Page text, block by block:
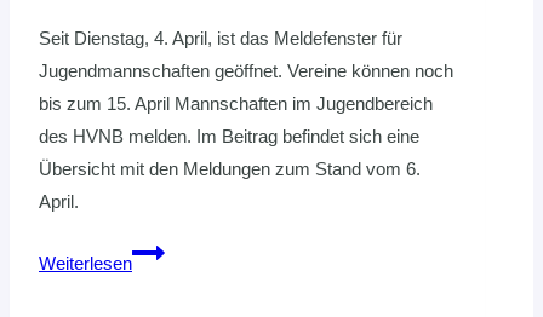
Seit Dienstag, 4. April, ist das Meldefenster für
Jugendmannschaften geöffnet. Vereine können noch
bis zum 15. April Mannschaften im Jugendbereich
des HVNB melden. Im Beitrag befindet sich eine
Übersicht mit den Meldungen zum Stand vom 6.
April.
Weiterlesen
AKTUELLER